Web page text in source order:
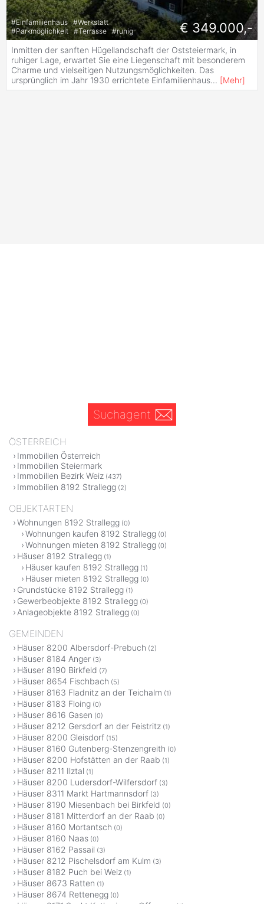
#Einfamilienhaus #Werkstatt
#Parkmöglichkeit #Terrasse #ruhig € 349.000,-
Inmitten der sanften Hügellandschaft der Oststeiermark, in
ruhiger Lage, erwartet Sie eine Liegenschaft mit besonderem
Charme und vielseitigen Nutzungsmöglichkeiten. Das
ursprünglich im Jahr 1930 errichtete Einfamilienhaus... [Mehr]
Suchagent
ÖSTERREICH
Immobilien Österreich
Immobilien Steiermark
Immobilien Bezirk Weiz (437)
Immobilien 8192 Strallegg (2)
OBJEKTARTEN
Wohnungen 8192 Strallegg (0)
Wohnungen kaufen 8192 Strallegg (0)
Wohnungen mieten 8192 Strallegg (0)
Häuser 8192 Strallegg (1)
Häuser kaufen 8192 Strallegg (1)
Häuser mieten 8192 Strallegg (0)
Grundstücke 8192 Strallegg (1)
Gewerbeobjekte 8192 Strallegg (0)
Anlageobjekte 8192 Strallegg (0)
GEMEINDEN
Häuser 8200 Albersdorf-Prebuch (2)
Häuser 8184 Anger (3)
Häuser 8190 Birkfeld (7)
Häuser 8654 Fischbach (5)
Häuser 8163 Fladnitz an der Teichalm (1)
Häuser 8183 Floing (0)
Häuser 8616 Gasen (0)
Häuser 8212 Gersdorf an der Feistritz (1)
Häuser 8200 Gleisdorf (15)
Häuser 8160 Gutenberg-Stenzengreith (0)
Häuser 8200 Hofstätten an der Raab (1)
Häuser 8211 Ilztal (1)
Häuser 8200 Ludersdorf-Wilfersdorf (3)
Häuser 8311 Markt Hartmannsdorf (3)
Häuser 8190 Miesenbach bei Birkfeld (0)
Häuser 8181 Mitterdorf an der Raab (0)
Häuser 8160 Mortantsch (0)
Häuser 8160 Naas (0)
Häuser 8162 Passail (3)
Häuser 8212 Pischelsdorf am Kulm (3)
Häuser 8182 Puch bei Weiz (1)
Häuser 8673 Ratten (1)
Häuser 8674 Rettenegg (0)